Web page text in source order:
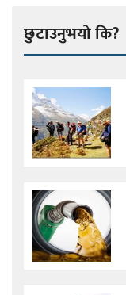
छुटाउनुभयो कि?